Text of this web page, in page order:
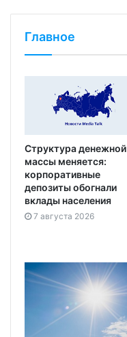
Главное
Структура денежной
массы меняется:
корпоративные
депозиты обогнали
вклады населения
7 августа 2026